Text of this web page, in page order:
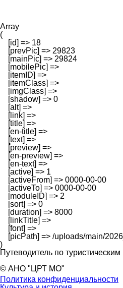
Array
(
    [id] => 18
    [prevPic] => 29823
    [mainPic] => 29824
    [mobilePic] =>
    [itemID] =>
    [itemClass] =>
    [imgClass] =>
    [shadow] => 0
    [alt] =>
    [link] =>
    [title] =>
    [en-title] =>
    [text] =>
    [preview] =>
    [en-preview] =>
    [en-text] =>
    [active] => 1
    [activeFrom] => 0000-00-00
    [activeTo] => 0000-00-00
    [moduleID] => 2
    [sort] => 0
    [duration] => 8000
    [linkTitle] =>
    [font] =>
[picPath] => /uploads/main/
Путеводитель по
© АНО "ЦРТ МО"
Политика конфиденциальности